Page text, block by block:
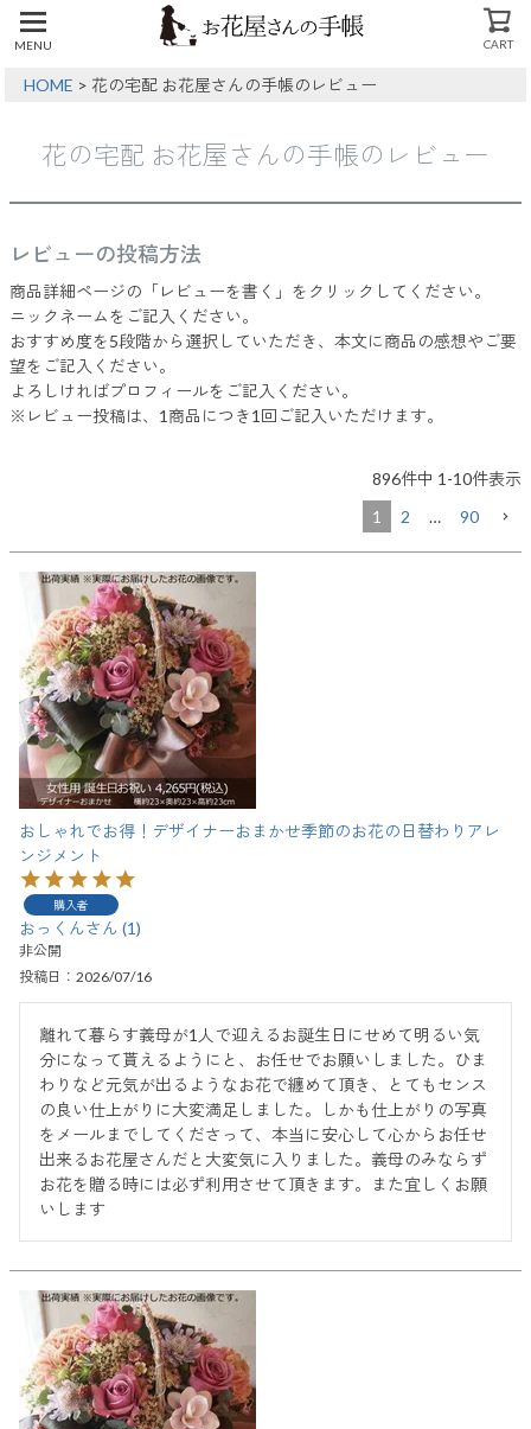
MENU CART
HOME 花の宅配 お花屋さんの手帳のレビュー
花の宅配 お花屋さんの手帳のレビュー
レビューの投稿方法
商品詳細ページの「レビューを書く」をクリックしてください。
ニックネームをご記入ください。
おすすめ度を5段階から選択していただき、本文に商品の感想やご要
望をご記入ください。
よろしければプロフィールをご記入ください。
※レビュー投稿は、1商品につき1回ご記入いただけます。
896件中 1 -10件表示
1
2 … 90
おしゃれでお得！デザイナーおまかせ季節のお花の日替わりアレ
ンジメント
購入者
おっくん 1
非公開
投稿日
2026/07/16
離れて暮らす義母が1人で迎えるお誕生日にせめて明るい気
分になって貰えるようにと、お任せでお願いしました。ひま
わりなど元気が出るようなお花で纏めて頂き、とてもセンス
の良い仕上がりに大変満足しました。しかも仕上がりの写真
をメールまでしてくださって、本当に安心して心からお任せ
出来るお花屋さんだと大変気に入りました。義母のみならず
お花を贈る時には必ず利用させて頂きます。また宜しくお願
いします